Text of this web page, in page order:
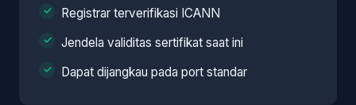
Registrar terverifikasi ICANN
Jendela validitas sertifikat saat ini
Dapat dijangkau pada port standar